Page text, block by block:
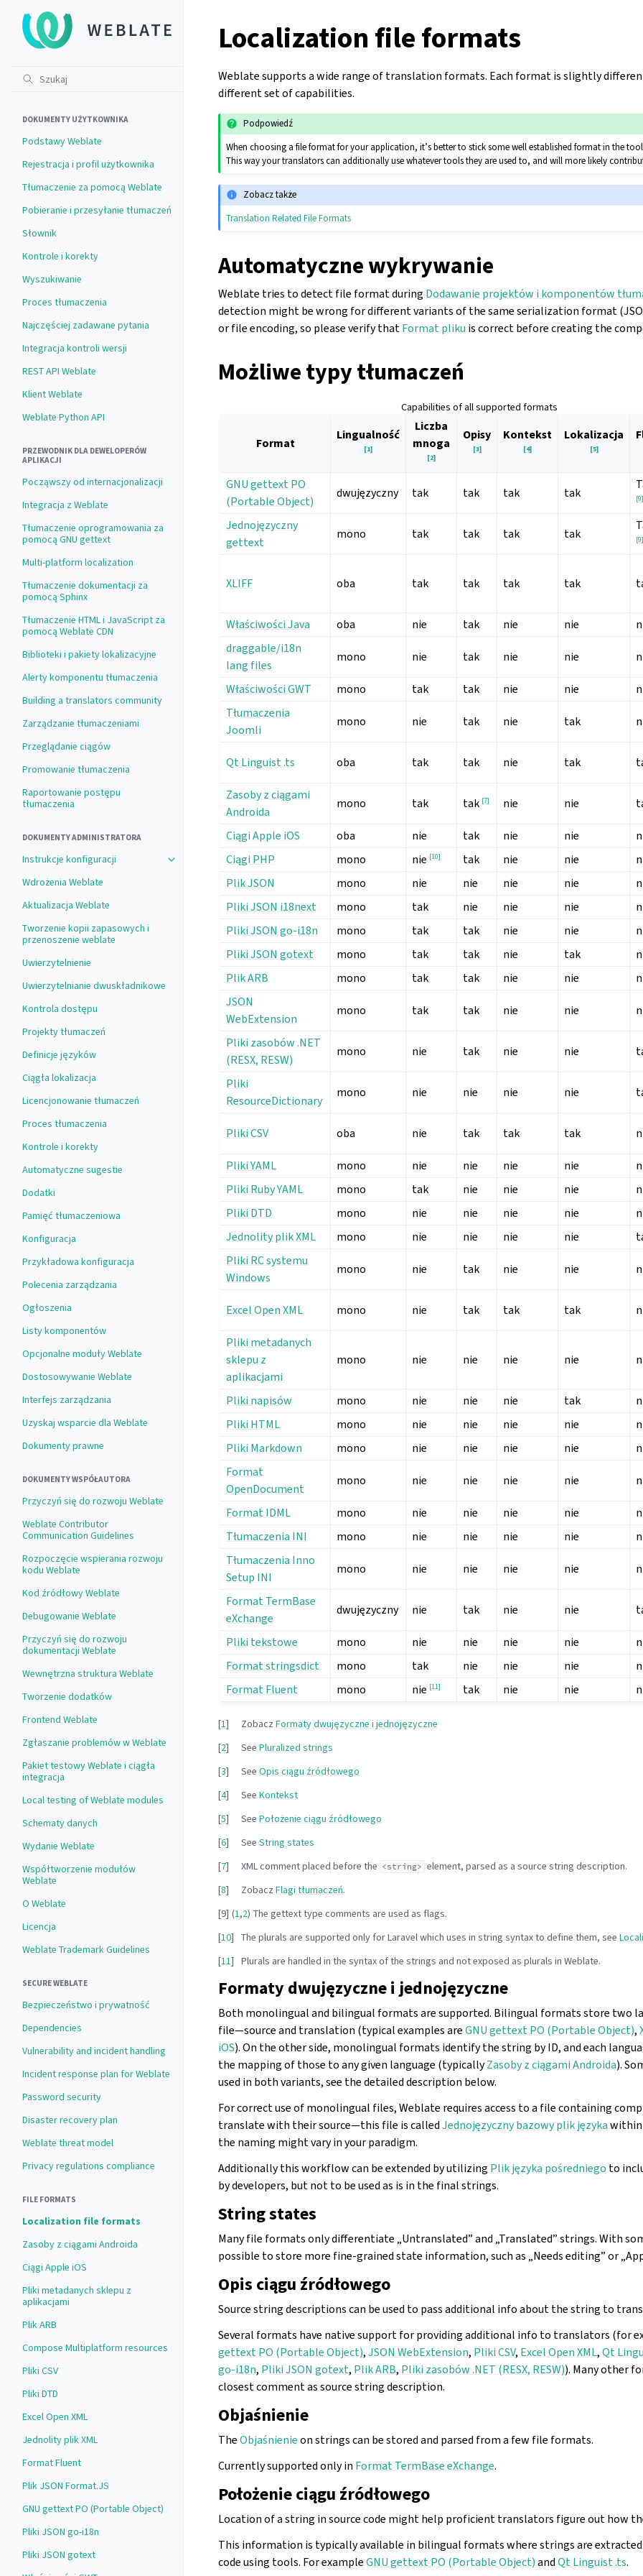
DOKUMENTY UŻYTKOWNIKA
Podstawy Weblate
Rejestracja i profil użytkownika
Tłumaczenie za pomocą Weblate
Pobieranie i przesyłanie tłumaczeń
Słownik
Kontrole i korekty
Wyszukiwanie
Proces tłumaczenia
Najczęściej zadawane pytania
Integracja kontroli wersji
REST API Weblate
Klient Weblate
Weblate Python API
PRZEWODNIK DLA DEWELOPERÓW
APLIKACJI
Począwszy od internacjonalizacji
Integracja z Weblate
Tłumaczenie oprogramowania za
pomocą GNU gettext
Multi-platform localization
Tłumaczenie dokumentacji za
pomocą Sphinx
Tłumaczenie HTML i JavaScript za
pomocą Weblate CDN
Biblioteki i pakiety lokalizacyjne
Alerty komponentu tłumaczenia
Building a translators community
Zarządzanie tłumaczeniami
Przeglądanie ciągów
Promowanie tłumaczenia
Raportowanie postępu
tłumaczenia
DOKUMENTY ADMINISTRATORA
Instrukcje konfiguracji
Toggle navigation of Instrukcje konfiguracji
Wdrożenia Weblate
Aktualizacja Weblate
Tworzenie kopii zapasowych i
przenoszenie weblate
Uwierzytelnienie
Uwierzytelnianie dwuskładnikowe
Kontrola dostępu
Projekty tłumaczeń
Definicje języków
Ciągła lokalizacja
Licencjonowanie tłumaczeń
Proces tłumaczenia
Kontrole i korekty
Automatyczne sugestie
Dodatki
Pamięć tłumaczeniowa
Konfiguracja
Przykładowa konfiguracja
Polecenia zarządzania
Ogłoszenia
Listy komponentów
Opcjonalne moduły Weblate
Dostosowywanie Weblate
Interfejs zarządzania
Uzyskaj wsparcie dla Weblate
Dokumenty prawne
DOKUMENTY WSPÓŁAUTORA
Przyczyń się do rozwoju Weblate
Weblate Contributor
Communication Guidelines
Rozpoczęcie wspierania rozwoju
kodu Weblate
Kod źródłowy Weblate
Debugowanie Weblate
Przyczyń się do rozwoju
dokumentacji Weblate
Wewnętrzna struktura Weblate
Tworzenie dodatków
Frontend Weblate
Zgłaszanie problemów w Weblate
Pakiet testowy Weblate i ciągła
integracja
Local testing of Weblate modules
Schematy danych
Wydanie Weblate
Współtworzenie modułów
Weblate
O Weblate
Licencja
Weblate Trademark Guidelines
SECURE WEBLATE
Bezpieczeństwo i prywatność
Dependencies
Vulnerability and incident handling
Incident response plan for Weblate
Password security
Disaster recovery plan
Weblate threat model
Privacy regulations compliance
FILE FORMATS
Localization file formats
Zasoby z ciągami Androida
Ciągi Apple iOS
Pliki metadanych sklepu z
aplikacjami
Plik ARB
Compose Multiplatform resources
Pliki CSV
Pliki DTD
Excel Open XML
Jednolity plik XML
Format Fluent
Plik JSON Format.JS
GNU gettext PO (Portable Object)
Pliki JSON go-i18n
Pliki JSON gotext
Localization file formats
Weblate supports a wide range of translation formats. Each format is slightly
different set of capabilities.
Podpowiedź
When choosing a file format for your application, it’s better to stick some well established format in the
This way your translators can additionally use whatever tools they are used to, and will more likely
Zobacz także
Translation Related File Formats
Automatyczne wykrywanie
Weblate tries to detect file format during Dodawanie projektów i komponentów
detection might be wrong for different variants of the same serialization format
or file encoding, so please verify thatFormat pliku is correct before creating the
Możliwe typy tłumaczeń
Capabilities of all supported formats
Format
Lingualność
[1]
Liczba
mnoga
[2]
Opisy
[3]
Kontekst
[4]
Lokalizacja
[5]
GNU gettext PO
(Portable Object)
dwujęzyczny tak tak tak tak [9]
Jednojęzyczny
gettext
mono tak tak tak tak [9]
XLIFF oba tak tak tak tak
Właściwości Java
oba nie tak nie nie
draggable/i18n
lang files
mono nie tak nie nie
Właściwości GWT mono tak tak nie nie
Tłumaczenia
Joomli
mono nie tak nie tak
Qt Linguist .ts oba tak tak nie tak
Zasoby z ciągami
Androida
mono tak tak [7] nie nie
Ciągi Apple iOS oba nie tak nie nie
Ciągi PHP
mono nie [10] tak nie nie
Plik JSON
mono nie nie nie nie
Pliki JSON i18next
mono tak nie nie nie
Pliki JSON go-i18n
mono tak tak nie nie
Pliki JSON gotext
mono tak tak nie tak
Plik ARB
mono tak tak nie nie
JSON
WebExtension
mono tak tak nie nie
Pliki zasobów .NET
(RESX, RESW)
mono nie tak nie nie
Pliki
ResourceDictionary
mono nie nie nie nie
Pliki CSV oba nie tak tak tak
Pliki YAML
mono nie nie nie nie
Pliki Ruby YAML
mono tak nie nie nie
Pliki DTD
mono nie nie nie nie
Jednolity plik XML
mono nie nie nie nie
Pliki RC systemu
Windows
mono nie tak nie nie
Excel Open XML mono nie tak tak tak
Pliki metadanych
sklepu z
aplikacjami
mono nie nie nie nie
Pliki napisów mono nie nie nie tak
Pliki HTML
mono nie nie nie nie
Pliki Markdown
mono nie nie nie nie
Format
OpenDocument
mono nie nie nie nie
Format IDML mono nie nie nie nie
Tłumaczenia INI
mono nie nie nie nie
Tłumaczenia Inno
Setup INI
mono nie nie nie nie
Format TermBase
eXchange
dwujęzyczny nie tak nie nie
Pliki tekstowe mono nie nie nie nie
Format stringsdict
mono tak nie nie nie
Format Fluent
mono nie [11] tak nie nie
[1] Zobacz Formaty dwujęzyczne i jednojęzyczne
[2] See Pluralized strings
[3] See Opis ciągu źródłowego
[4] See Kontekst
[5] See Położenie ciągu źródłowego
[6] See String states
[7] XML comment placed before the <string> element, parsed as a source string description.
[8] Zobacz Flagi tłumaczeń.
[9] (1,2) The gettext type comments are used as flags.
[10] The plurals are supported only for Laravel which uses in string syntax to define them, see
[11] Plurals are handled in the syntax of the strings and not exposed as plurals in Weblate.
Formaty dwujęzyczne i jednojęzyczne
Both monolingual and bilingual formats are supported. Bilingual formats store two
file—source and translation (typical examples areGNU gettext PO (Portable Object),
iOS). On the other side, monolingual formats identify the string by ID, and each
the mapping of those to any given language (typicallyZasoby z ciągami Androida).
used in both variants, see the detailed description below.
For correct use of monolingual files, Weblate requires access to a file containing
translate with their source—this file is calledJednojęzyczny bazowy plik językawithin
the naming might vary in your paradigm.
Additionally this workflow can be extended by utilizing Plik języka pośredniego to
by developers, but not to be used as is in the final strings.
String states
Many file formats only differentiate „Untranslated” and „Translated” strings. With
possible to store more fine-grained state information, such as „Needs editing” or
Opis ciągu źródłowego
Source string descriptions can be used to pass additional info about the string to
Several formats have native support for providing additional info to translators (for
gettext PO (Portable Object),JSON WebExtension, Pliki CSV, Excel Open XML,Qt
go-i18n, Pliki JSON gotext, Plik ARB, Pliki zasobów .NET (RESX, RESW)). Many other
closest comment as source string description.
Objaśnienie
TheObjaśnienieon strings can be stored and parsed from a few file formats.
Currently supported only in Format TermBase eXchange.
Położenie ciągu źródłowego
Location of a string in source code might help proficient translators figure out how
This information is typically available in bilingual formats where strings are
code using tools. For exampleGNU gettext PO (Portable Object)andQt Linguist .ts.